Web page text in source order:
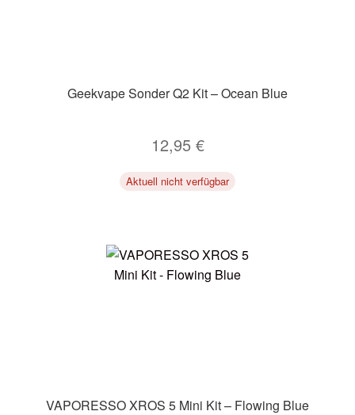
Geekvape Sonder Q2 Kit – Ocean Blue
12,95 €
Aktuell nicht verfügbar
VAPORESSO XROS 5 Mini Kit – Flowing Blue